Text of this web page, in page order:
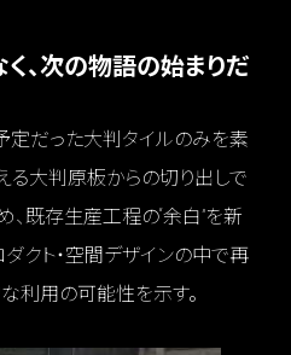
、次の物語の始まりだ
定だった大判タイルのみを素
る大判原板からの切り出しで
既存生産工程の“余白”を新
クト・空間デザインの中で再
利用の可能性を示す。